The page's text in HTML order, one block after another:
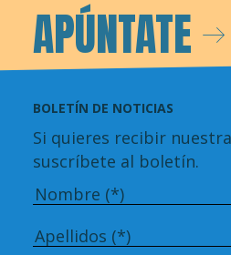
APÚNTATE
BOLETÍN DE NOTICIAS
Si quieres recibir
suscríbete al boletín.